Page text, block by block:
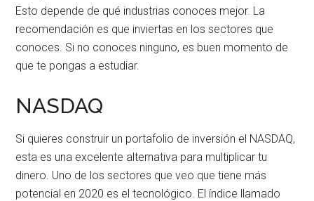
Esto depende de qué industrias conoces mejor. La
recomendación es que inviertas en los sectores que
conoces. Si no conoces ninguno, es buen momento de
que te pongas a estudiar.
NASDAQ
Si quieres construir un portafolio de inversión el NASDAQ,
esta es una excelente alternativa para multiplicar tu
dinero. Uno de los sectores que veo que tiene más
potencial en 2020 es el tecnológico. El índice llamado